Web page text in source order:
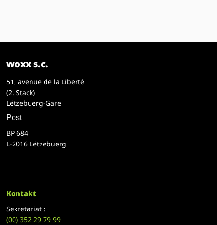
woxx s.c.
51, avenue de la Liberté
(2. Stack)
Lëtzebuerg-Gare
Post
BP 684
L-2016 Lëtzebuerg
Kontakt
Sekretariat :
(00)352 29 79 99